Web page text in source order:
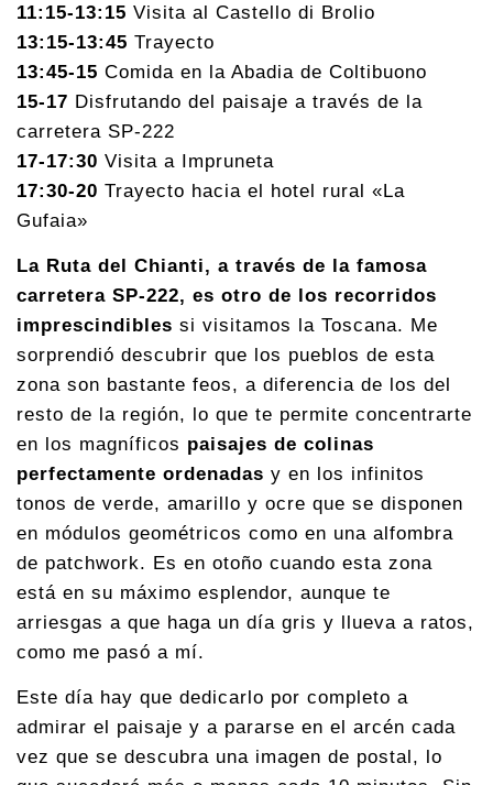
11:15-13:15 Visita al Castello di Brolio
13:15-13:45 Trayecto
13:45-15 Comida en la Abadia de Coltibuono
15-17 Disfrutando del paisaje a través de la
carretera SP-222
17-17:30 Visita a Impruneta
17:30-20 Trayecto hacia el hotel rural «La
Gufaia»
La Ruta del Chianti, a través de la famosa
carretera SP-222, es otro de los recorridos
imprescindibles si visitamos la Toscana. Me
sorprendió descubrir que los pueblos de esta
zona son bastante feos, a diferencia de los del
resto de la región, lo que te permite concentrarte
en los magníficos paisajes de colinas
perfectamente ordenadas y en los infinitos
tonos de verde, amarillo y ocre que se disponen
en módulos geométricos como en una alfombra
de patchwork. Es en otoño cuando esta zona
está en su máximo esplendor, aunque te
arriesgas a que haga un día gris y llueva a ratos,
como me pasó a mí.
Este día hay que dedicarlo por completo a
admirar el paisaje y a pararse en el arcén cada
vez que se descubra una imagen de postal, lo